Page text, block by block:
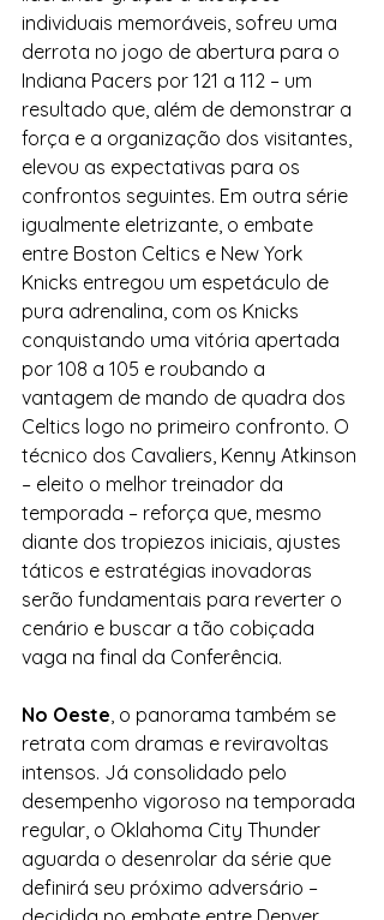
individuais memoráveis, sofreu uma
derrota no jogo de abertura para o
Indiana Pacers por 121 a 112 – um
resultado que, além de demonstrar a
força e a organização dos visitantes,
elevou as expectativas para os
confrontos seguintes. Em outra série
igualmente eletrizante, o embate
entre Boston Celtics e New York
Knicks entregou um espetáculo de
pura adrenalina, com os Knicks
conquistando uma vitória apertada
por 108 a 105 e roubando a
vantagem de mando de quadra dos
Celtics logo no primeiro confronto. O
técnico dos Cavaliers, Kenny Atkinson
– eleito o melhor treinador da
temporada – reforça que, mesmo
diante dos tropiezos iniciais, ajustes
táticos e estratégias inovadoras
serão fundamentais para reverter o
cenário e buscar a tão cobiçada
vaga na final da Conferência.
No Oeste , o panorama também se
retrata com dramas e reviravoltas
intensos. Já consolidado pelo
desempenho vigoroso na temporada
regular, o Oklahoma City Thunder
aguarda o desenrolar da série que
definirá seu próximo adversário –